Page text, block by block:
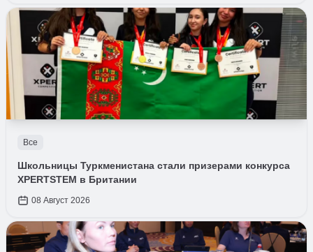
Все
Школьницы Туркменистана стали призерами конкурса
XPERTSTEM в Британии
08 Август 2026